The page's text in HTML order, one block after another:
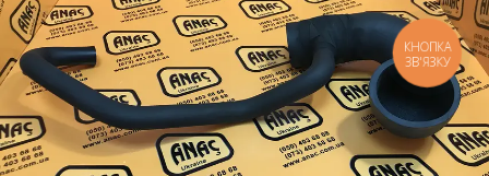
КНОПКА
ЗВ'ЯЗКУ